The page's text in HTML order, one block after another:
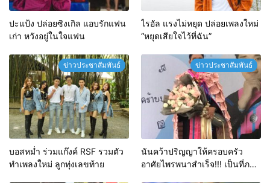
ปะแป้ง ปล่อยซิงเกิล แอบรักแฟน
เก่า หวังอยู่ในใจแฟน
ไรอัล แรงไม่หยุด ปล่อยเพลงใหม่
“หยุดเสียใจไว้ที่ฉัน”
ข่าวประชาสัมพันธ์
บอสหม่ำ ร่วมแก๊งค์ RSF รวมตัว
ทำเพลงใหม่ ลูกทุ่งเลขท้าย
ข่าวประชาสัมพันธ์
นันคว้าปริญญาให้ครอบครัว
อาศัยไพรพนาสำเร็จ!!! เป็นที่ภาค